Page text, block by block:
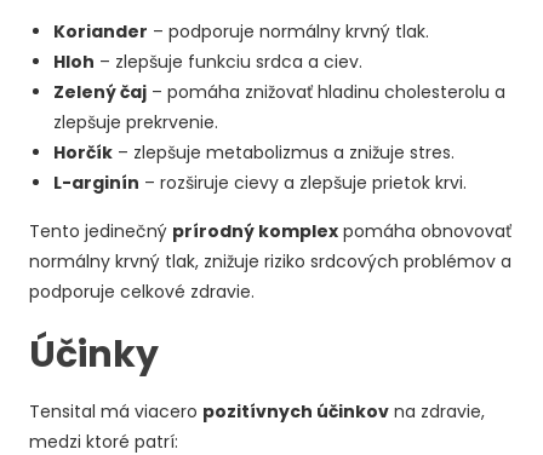
Koriander – podporuje normálny krvný tlak.
Hloh – zlepšuje funkciu srdca a ciev.
Zelený čaj – pomáha znižovať hladinu cholesterolu a
zlepšuje prekrvenie.
Horčík – zlepšuje metabolizmus a znižuje stres.
L-arginín – rozširuje cievy a zlepšuje prietok krvi.
Tento jedinečný prírodný komplex pomáha obnovovať
normálny krvný tlak, znižuje riziko srdcových problémov a
podporuje celkové zdravie.
Účinky
Tensital má viacero pozitívnych účinkov na zdravie,
medzi ktoré patrí: